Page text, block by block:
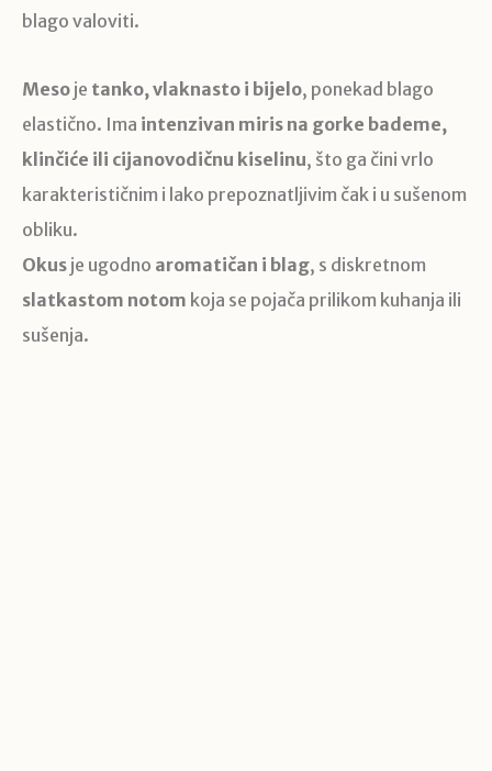
blago valoviti.
Meso je tanko, vlaknasto i bijelo, ponekad blago
elastično. Ima intenzivan miris na gorke bademe,
klinčiće ili cijanovodičnu kiselinu, što ga čini vrlo
karakterističnim i lako prepoznatljivim čak i u sušenom
obliku.
Okus je ugodno aromatičan i blag, s diskretnom
slatkastom notom koja se pojača prilikom kuhanja ili
sušenja.